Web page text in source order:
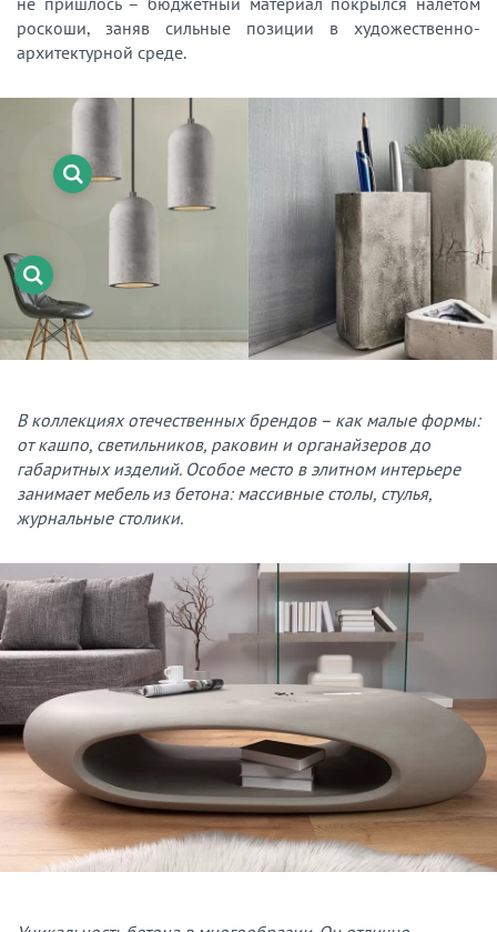
роскоши, заняв сильные позиции в художественно-
архитектурной среде.
В коллекциях отечественных брендов – как малые формы:
от кашпо, светильников, раковин и органайзеров до
габаритных изделий. Особое место в элитном интерьере
занимает мебель из бетона: массивные столы, стулья,
журнальные столики.